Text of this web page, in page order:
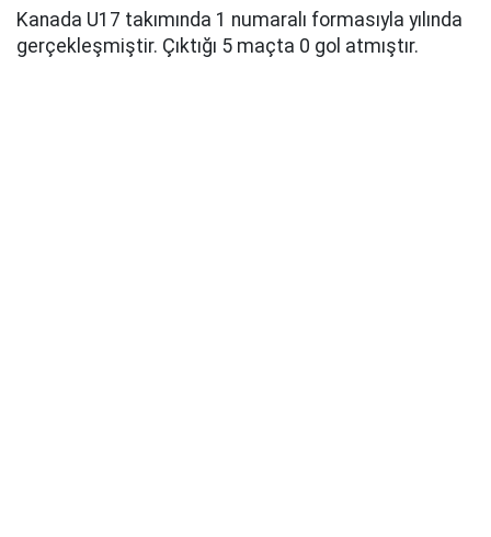
Kanada U17 takımında 1 numaralı formasıyla yılında
gerçekleşmiştir. Çıktığı 5 maçta 0 gol atmıştır.